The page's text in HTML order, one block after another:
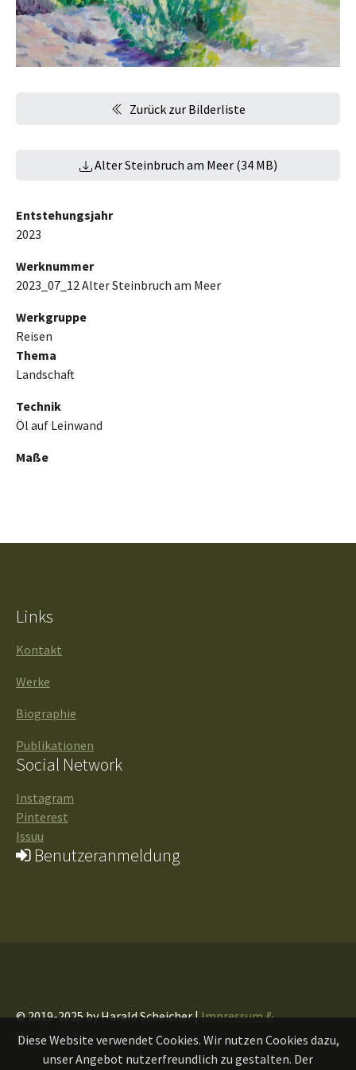
Diese Website verwendet Cookies. Wir nutzen Cookies dazu,
unser Angebot nutzerfreundlich zu gestalten. Der
Zurück zur Bilderliste
Alter Steinbruch am Meer (34 MB)
Entstehungsjahr
2023
Werknummer
2023_07_12 Alter Steinbruch am Meer
Werkgruppe
Reisen
Thema
Landschaft
Technik
Öl auf Leinwand
Maße
Links
Kontakt
Werke
Biographie
Publikationen
Social Network
Instagram
Pinterest
Issuu
Benutzeranmeldung
© 2019-2025 by Harald Scheicher |Impressum &
Datenschutz